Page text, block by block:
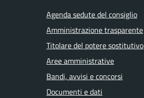
Agenda sedute del consiglio
Amministrazione trasparente
Titolare del potere sostitutivo
Aree amministrative
Bandi, avvisi e concorsi
Documenti e dati